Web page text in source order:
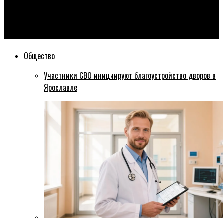
Общество
Участники СВО инициируют благоустройство дворов в
Ярославле